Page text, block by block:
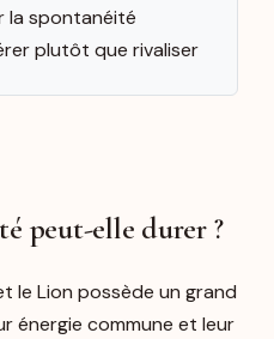
la spontanéité
plutôt que rivaliser
peut-elle durer ?
le Lion possède un grand
énergie commune et leur